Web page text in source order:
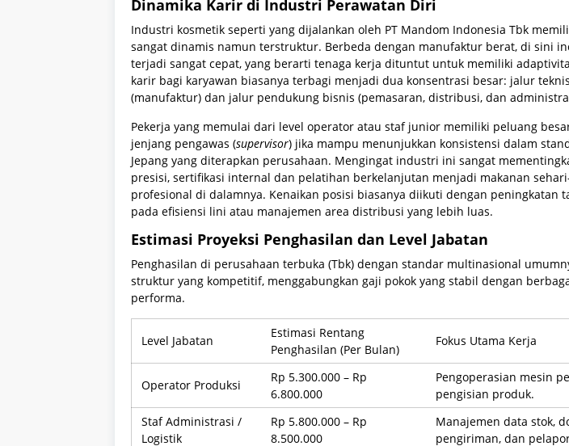
Dinamika Karir di Industri Perawatan Diri
Industri kosmetik seperti yang dijalankan oleh PT Mandom Indonesia Tbk
sangat dinamis namun terstruktur. Berbeda dengan manufaktur berat, di sini
terjadi sangat cepat, yang berarti tenaga kerja dituntut untuk memiliki
karir bagi karyawan biasanya terbagi menjadi dua konsentrasi besar: jalur
(manufaktur) dan jalur pendukung bisnis (pemasaran, distribusi, dan
Pekerja yang memulai dari level operator atau staf junior memiliki peluang
jenjang pengawas (supervisor) jika mampu menunjukkan konsistensi dalam
Jepang yang diterapkan perusahaan. Mengingat industri ini sangat
presisi, sertifikasi internal dan pelatihan berkelanjutan menjadi makanan
profesional di dalamnya. Kenaikan posisi biasanya diikuti dengan peningkatan
pada efisiensi lini atau manajemen area distribusi yang lebih luas.
Estimasi Proyeksi Penghasilan dan Level Jabatan
Penghasilan di perusahaan terbuka (Tbk) dengan standar multinasional
struktur yang kompetitif, menggabungkan gaji pokok yang stabil dengan
performa.
Level Jabatan
Estimasi Rentang
Penghasilan (Per Bulan)
Fokus Utama Kerja
Operator Produksi
Rp 5.300.000 – Rp
6.800.000
Pengoperasian mesin
pengisian produk.
Staf Administrasi /
Logistik
Rp 5.800.000 – Rp
8.500.000
Manajemen data stok,
pengiriman, dan